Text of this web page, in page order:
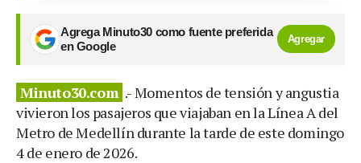
Agrega Minuto30 como fuente preferida
en Google
Agregar
Minuto30.com .- Momentos de tensión y angustia
vivieron los pasajeros que viajaban en la Línea A del
Metro de Medellín durante la tarde de este domingo
4 de enero de 2026.